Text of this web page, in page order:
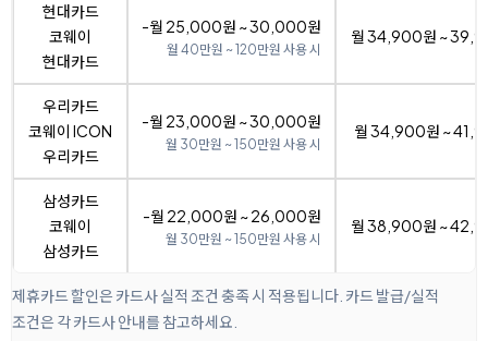
현대카드
코웨이
현대카드
-월 25,000원 ~ 30,000원
월 40만원 ~ 120만원 사용 시
월 34,900원 ~
우리카드
코웨이 ICON
우리카드
-월 23,000원 ~ 30,000원
월 30만원 ~ 150만원 사용 시
월 34,900원 ~
삼성카드
코웨이
삼성카드
-월 22,000원 ~ 26,000원
월 30만원 ~ 150만원 사용 시
월 38,900원 ~
제휴카드 할인은 카드사 실적 조건 충족 시 적용됩니다. 카드 발급/실적
조건은 각 카드사 안내를 참고하세요.